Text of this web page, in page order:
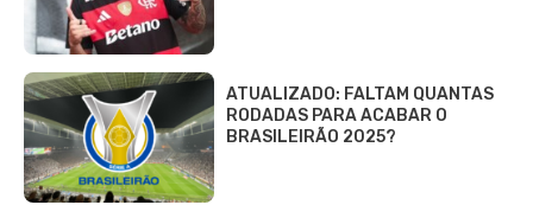
ATUALIZADO: FALTAM QUANTAS
RODADAS PARA ACABAR O
BRASILEIRÃO 2025?